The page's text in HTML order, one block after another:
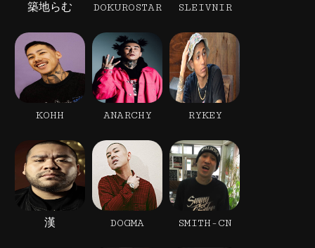
築地らむ DOKUROSTAR SLEIVNIR
KOHH ANARCHY RYKEY
漢 DOGMA SMITH-CN